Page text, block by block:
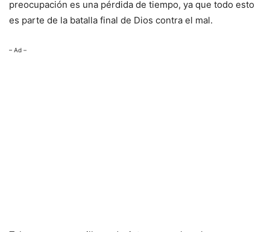
preocupación es una pérdida de tiempo, ya que todo esto
es parte de la batalla final de Dios contra el mal.
– Ad –